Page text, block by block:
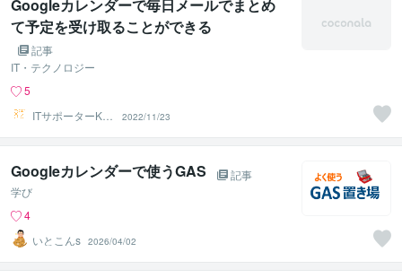
Googleカレンダーで毎日メールでまとめ
て予定を受け取ることができる
記事
IT・テクノロジー
5
ITサポーターKU
MA222
2022/11/23
Googleカレンダーで使うGAS
記事
学び
4
いとこんs 2026/04/02